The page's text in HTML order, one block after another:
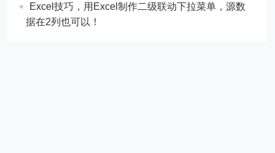
Excel技巧，用Excel制作二级联动下拉菜单，源数
据在2列也可以！